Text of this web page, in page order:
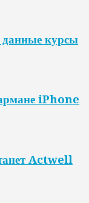
курсы
iPhone
Actwell